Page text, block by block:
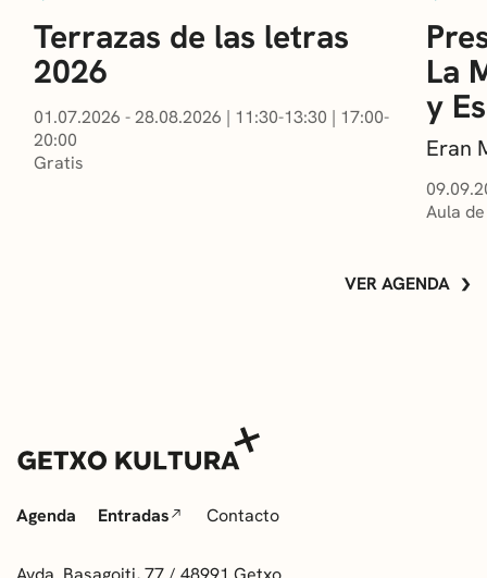
Terrazas de las letras
2026
01.07.2026 - 28.08.2026 | 11:30-13:30 | 17:00-
20:00
Gratis
La
y
Eran
Aula
VER AGENDA
Agenda Entradas Contacto